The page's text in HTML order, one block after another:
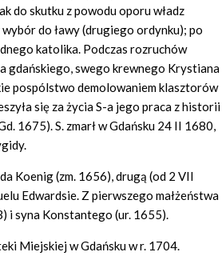
do skutku z powodu oporu władz
do ławy (drugiego ordynku); po
katolika. Podczas rozruchów
gdańskiego, swego krewnego Krystiana
pospólstwo demolowaniem klasztorów
się za życia S-a jego praca z historii
1675). S. zmarł w Gdańsku 24 II 1680,
Koenig (zm. 1656), drugą (od 2 VII
Edwardsie. Z pierwszego małżeństwa
i syna Konstantego (ur. 1655).
Miejskiej w Gdańsku w r. 1704.